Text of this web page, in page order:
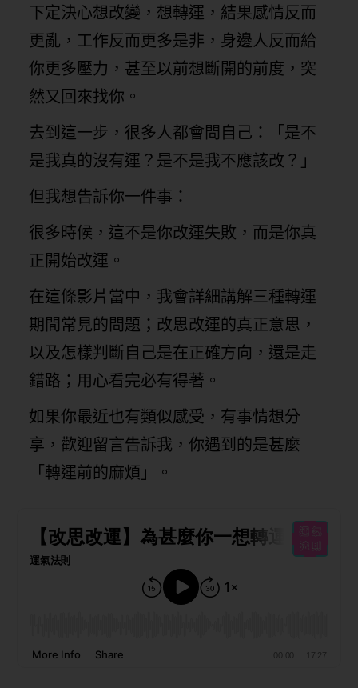
下定決心想改變，想轉運，結果感情反而
更亂，工作反而更多是非，身邊人反而給
你更多壓力，甚至以前想斷開的前度，突
然又回來找你。
去到這一步，很多人都會問自己：「是不
是我真的沒有運？是不是我不應該改？」
但我想告訴你一件事：
很多時候，這不是你改運失敗，而是你真
正開始改運。
在這條影片當中，我會詳細講解三種轉運
期間常見的問題；改思改運的真正意思，
以及怎樣判斷自己是在正確方向，還是走
錯路；用心看完必有得著。
如果你最近也有類似感受，有事情想分
享，歡迎留言告訴我，你遇到的是甚麼
「轉運前的麻煩」。